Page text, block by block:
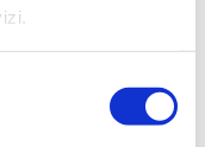
totale
sono state
stato smaltito in
A questo